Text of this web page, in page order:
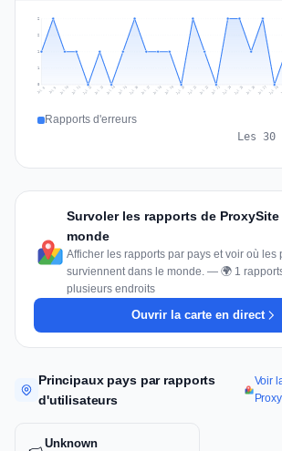
1
1
2
2
Jul 8 Jul 9 Jul 10 Jul 11 Jul 12 Jul 13 Jul 14 Jul 15 Jul 16 Jul 17 Jul 18 Jul 19 Jul 20 Jul 21 Jul 22 Jul 23 Jul 24 Jul 25 Jul 26 Jul 27 Jul 28
Rapports d'erreurs
Les
Survoler les rapports de
monde
Afficher les rapports par pays et voir où les
surviennent dans le monde. — 🌍 1
plusieurs endroits
Ouvrir la carte en direct
Principaux pays par rapports
d'utilisateurs
Voir
Unknown